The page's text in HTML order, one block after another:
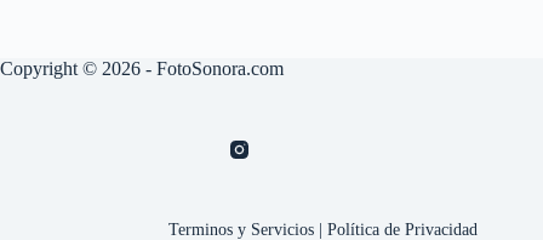
Copyright © 2026 - FotoSonora.com
Terminos y Servicios |Política de Privacidad